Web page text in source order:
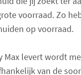
voorraad. Zo
op voorraad.
Max levert wordt
van de